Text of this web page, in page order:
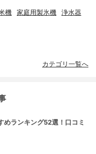
機 家庭用製氷機 浄水器
カテゴリ一覧へ
めランキング52選！口コミ